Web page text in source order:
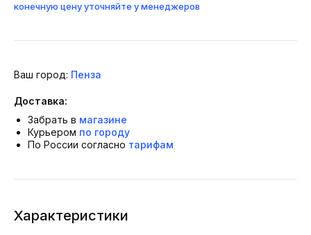
конечную цену уточняйте у менеджеров
Ваш город: Пенза
Доставка:
Забрать в магазине
Курьером по городу
По России согласно тарифам
Характеристики